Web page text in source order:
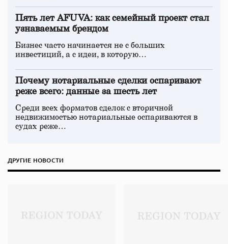
Пять лет AFUVA: как семейный проект стал
узнаваемым брендом
Бизнес часто начинается не с больших
инвестиций, а с идеи, в которую…
Почему нотариальные сделки оспаривают
реже всего: данные за шесть лет
Среди всех форматов сделок с вторичной
недвижимостью нотариальные оспариваются в
судах реже…
ДРУГИЕ НОВОСТИ